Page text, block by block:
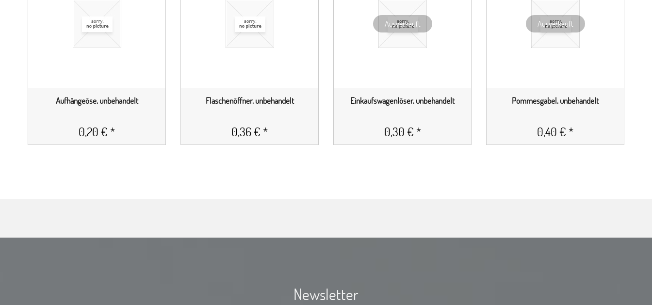
Aufhängeöse, unbehandelt
0,20 € *
Flaschenöffner, unbehandelt
0,36 € *
Ausverkauft
Einkaufswagenlöser, unbehandelt
0,30 € *
Ausverkauft
Pommesgabel, unbehandelt
0,40 € *
Newsletter